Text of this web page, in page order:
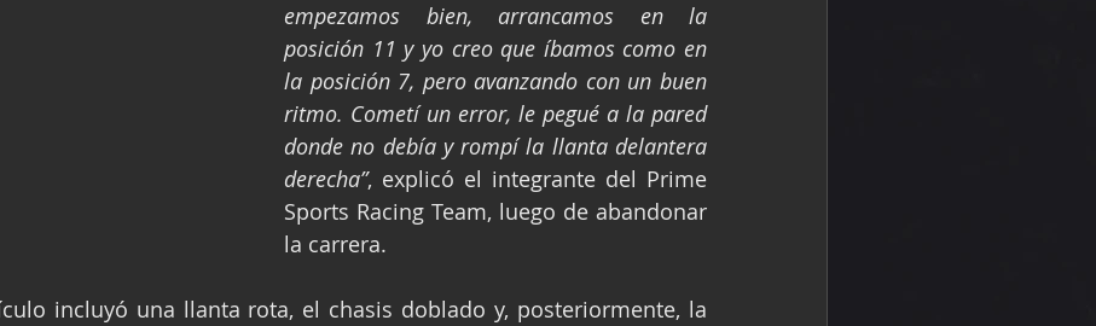
empezamos bien, arrancamos en la
posición 11 y yo creo que íbamos como en
la posición 7, pero avanzando con un buen
ritmo. Cometí un error, le pegué a la pared
donde no debía y rompí la llanta delantera
derecha”, explicó el integrante del Prime
Sports Racing Team, luego de abandonar
la carrera.
incluyó una llanta rota, el chasis doblado y, posteriormente, la